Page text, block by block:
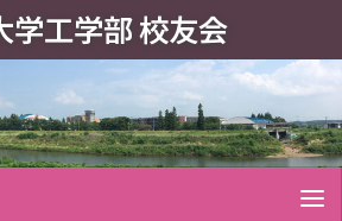
学工学部 校友会